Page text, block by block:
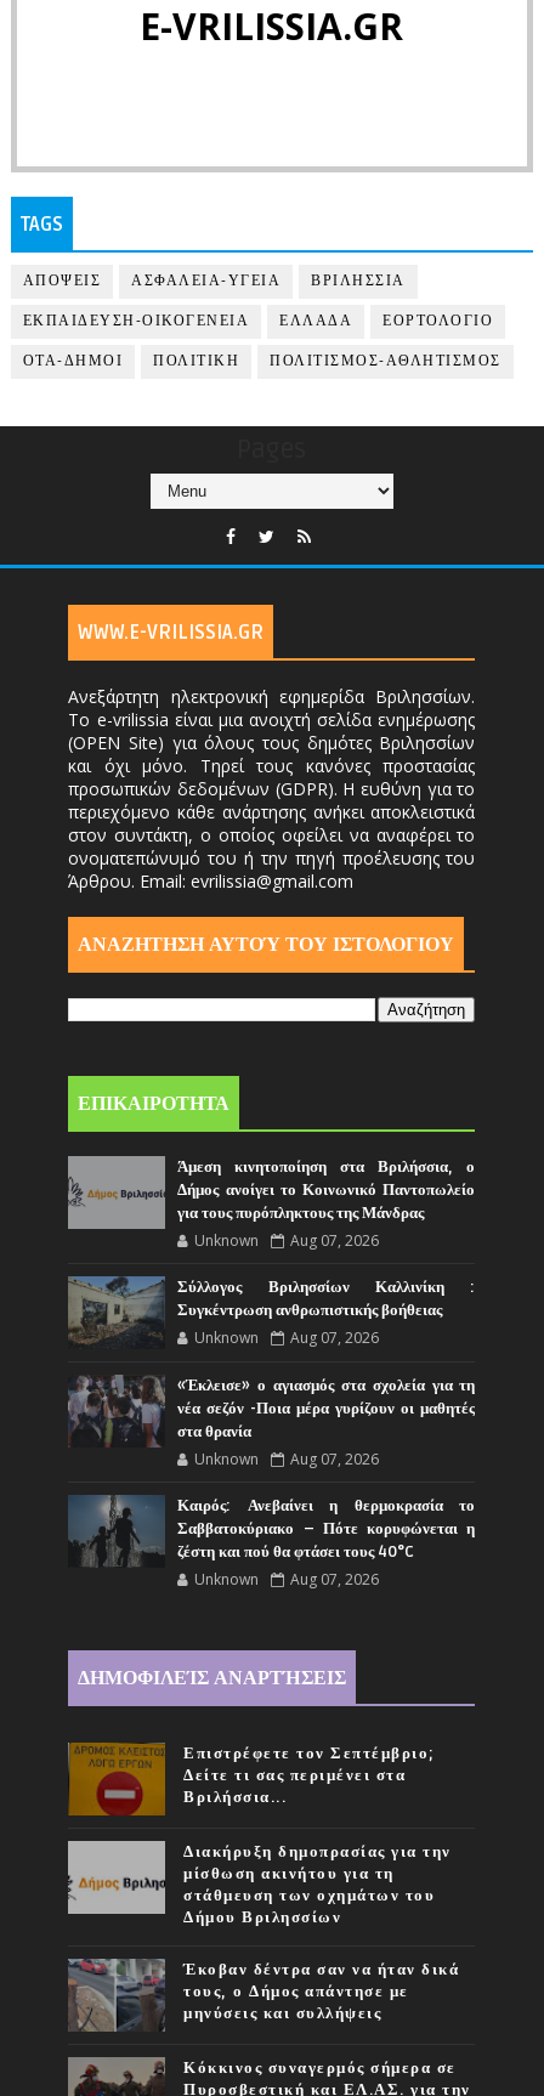
E-VRILISSIA.GR
TAGS
ΑΠΟΨΕΙΣ ΑΣΦΑΛΕΙΑ-ΥΓΕΙΑ ΒΡΙΛΗΣΣΙΑ
ΕΚΠΑΙΔΕΥΣΗ-ΟΙΚΟΓΕΝΕΙΑ ΕΛΛΑΔΑ ΕΟΡΤΟΛΟΓΙΟ
ΟΤΑ-ΔΗΜΟΙ ΠΟΛΙΤΙΚΗ ΠΟΛΙΤΙΣΜΟΣ-ΑΘΛΗΤΙΣΜΟΣ
WWW.E-VRILISSIA.GR
Ανεξάρτητη ηλεκτρονική εφημερίδα Βριλησσίων.
Το e-vrilissia είναι μια ανοιχτή σελίδα ενημέρωσης
(OPEN Site) για όλους τους δημότες Βριλησσίων
και όχι μόνο. Τηρεί τους κανόνες προστασίας
προσωπικών δεδομένων (GDPR). Η ευθύνη για το
περιεχόμενο κάθε ανάρτησης ανήκει αποκλειστικά
στον συντάκτη, ο οποίος οφείλει να αναφέρει το
ονοματεπώνυμό του ή την πηγή προέλευσης του
Άρθρου. Email: evrilissia@gmail.com
ΑΝΑΖΗΤΗΣΗ ΑΥΤΟΎ ΤΟΥ ΙΣΤΟΛΟΓΙΟΥ
ΕΠΙΚΑΙΡΟΤΗΤΑ
Άμεση κινητοποίηση στα Βριλήσσια, ο
Δήμος ανοίγει το Κοινωνικό Παντοπωλείο
για τους πυρόπληκτους της Μάνδρας
Unknown Aug 07, 2026
Σύλλογος Βριλησσίων Καλλινίκη :
Συγκέντρωση ανθρωπιστικής βοήθειας
Unknown Aug 07, 2026
«Έκλεισε» ο αγιασμός στα σχολεία για τη
νέα σεζόν -Ποια μέρα γυρίζουν οι μαθητές
στα θρανία
Unknown Aug 07, 2026
Καιρός: Ανεβαίνει η θερμοκρασία το
Σαββατοκύριακο – Πότε κορυφώνεται η
ζέστη και πού θα φτάσει τους 40°C
Unknown Aug 07, 2026
ΔΗΜΟΦΙΛΕΊΣ ΑΝΑΡΤΉΣΕΙΣ
Επιστρέφετε τον Σεπτέμβριο;
Δείτε τι σας περιμένει στα
Βριλήσσια...
Διακήρυξη δημοπρασίας για την
μίσθωση ακινήτου για τη
στάθμευση των οχημάτων του
Δήμου Βριλησσίων
Έκοβαν δέντρα σαν να ήταν δικά
τους, ο Δήμος απάντησε με
μηνύσεις και συλλήψεις
Κόκκινος συναγερμός σήμερα σε
Πυροσβεστική και ΕΛ.ΑΣ. για την